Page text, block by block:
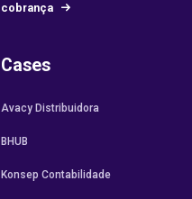
cobrança
Cases
Avacy Distribuidora
BHUB
Konsep Contabilidade